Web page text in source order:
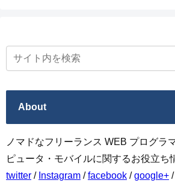
About
ノマドなフリーランス WEB プログラ
ピュータ・モバイルに関するお役立ち
twitter / Instagram /facebook /google+ /